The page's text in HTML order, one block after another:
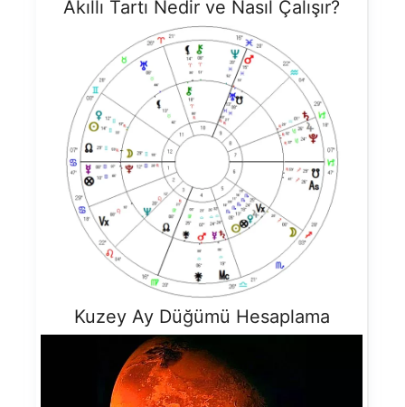
Akıllı Tartı Nedir ve Nasıl Çalışır?
Kuzey Ay Düğümü Hesaplama